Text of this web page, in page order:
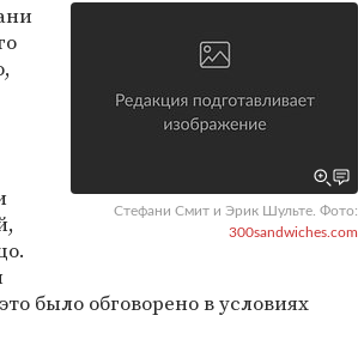
Стефани Смит и Эрик Шульте. Фото:
300sandwiches.com
было обговорено в условиях